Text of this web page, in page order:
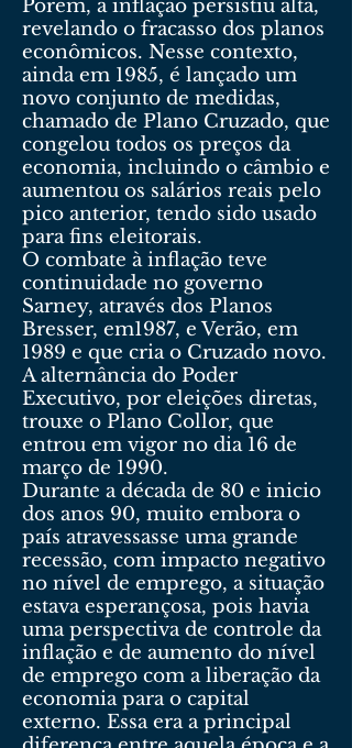
Porém, a inflação persistiu alta,
revelando o fracasso dos planos
econômicos. Nesse contexto,
ainda em 1985, é lançado um
novo conjunto de medidas,
chamado de Plano Cruzado, que
congelou todos os preços da
economia, incluindo o câmbio e
aumentou os salários reais pelo
pico anterior, tendo sido usado
para fins eleitorais.
O combate à inflação teve
continuidade no governo
Sarney, através dos Planos
Bresser, em1987, e Verão, em
1989 e que cria o Cruzado novo.
A alternância do Poder
Executivo, por eleições diretas,
trouxe o Plano Collor, que
entrou em vigor no dia 16 de
março de 1990.
Durante a década de 80 e inicio
dos anos 90, muito embora o
país atravessasse uma grande
recessão, com impacto negativo
no nível de emprego, a situação
estava esperançosa, pois havia
uma perspectiva de controle da
inflação e de aumento do nível
de emprego com a liberação da
economia para o capital
externo. Essa era a principal